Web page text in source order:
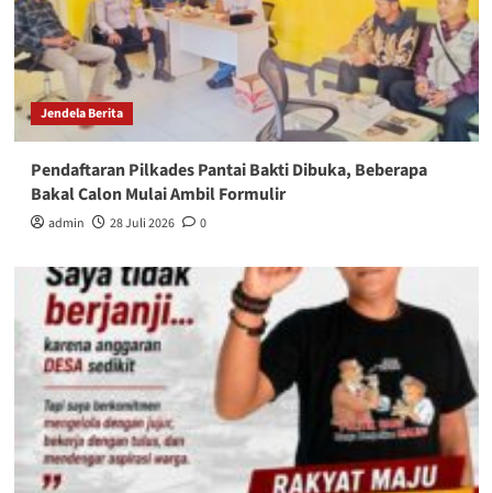
Jendela Berita
Pendaftaran Pilkades Pantai Bakti Dibuka, Beberapa
Bakal Calon Mulai Ambil Formulir
admin 28 Juli 2026 0